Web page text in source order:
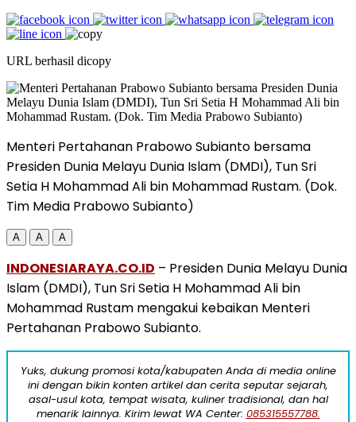
URL berhasil dicopy
Menteri Pertahanan Prabowo Subianto bersama
Presiden Dunia Melayu Dunia Islam (DMDI), Tun Sri
Setia H Mohammad Ali bin Mohammad Rustam. (Dok.
Tim Media Prabowo Subianto)
A A A
INDONESIARAYA.CO.ID – Presiden Dunia Melayu Dunia
Islam (DMDI), Tun Sri Setia H Mohammad Ali bin
Mohammad Rustam mengakui kebaikan Menteri
Pertahanan Prabowo Subianto.
Yuks, dukung promosi kota/kabupaten Anda di media online
ini dengan bikin konten artikel dan cerita seputar sejarah,
asal-usul kota, tempat wisata, kuliner tradisional, dan hal
menarik lainnya. Kirim lewat WA Center: 085315557788.